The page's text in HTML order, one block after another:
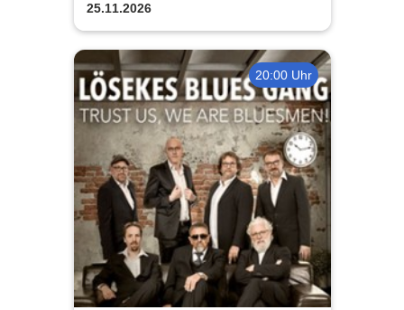
25.11.2026
20:00 Uhr